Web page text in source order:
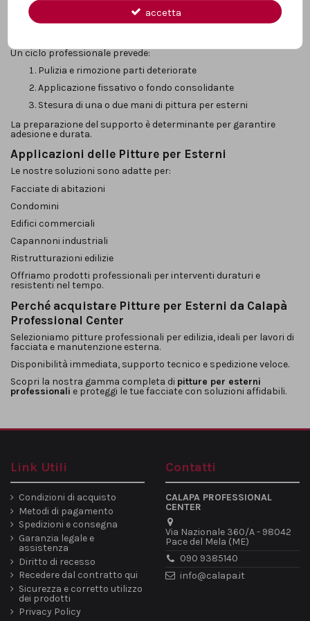
Migliorano la durabilità dell’intonaco.
Un ciclo professionale prevede:
Pulizia e rimozione parti deteriorate
Applicazione fissativo o fondo consolidante
Stesura di una o due mani di pittura per esterni
La preparazione del supporto è determinante per garantire
adesione e durata.
Applicazioni delle Pitture per Esterni
Le nostre soluzioni sono adatte per:
Facciate di abitazioni
Condomini
Edifici commerciali
Capannoni industriali
Ristrutturazioni edilizie
Offriamo prodotti professionali per interventi duraturi e
resistenti nel tempo.
Perché acquistare Pitture per Esterni da Calapà
Professional Center
Selezioniamo pitture professionali per edilizia, ideali per lavori di
facciata e manutenzione esterna.
Disponibilità immediata, supporto tecnico e spedizione veloce.
Scopri la nostra gamma completa di pitture per esterni
professionali e proteggi le tue facciate con soluzioni affidabili.
Link Utili
Condizioni di acquisto
Metodi di pagamento
Spedizioni e consegna
Garanzia legale e
assistenza
Diritto di recesso
Recedere dal contratto qui
Sicurezza e corretto utilizzo
dei prodotti
Privacy Policy
Contatti
CALAPA PROFESSIONAL
CENTER
Via Nazionale 360/A - 98042
Pace del Mela (ME)
090 9385140
info@calapa.it
accetta